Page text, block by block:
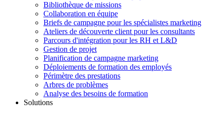
Bibliothèque de missions
Collaboration en équipe
Briefs de campagne pour les spécialistes marketing
Ateliers de découverte client pour les consultants
Parcours d'intégration pour les RH et L&D
Gestion de projet
Planification de campagne marketing
Déploiements de formation des employés
Périmètre des prestations
Arbres de problèmes
Analyse des besoins de formation
Solutions